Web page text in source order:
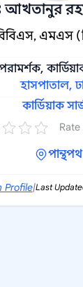
আখতানুর
এমএস
হাসপাতাল,
কার্ডিয়াক
পান্থপথ
Profile|Last